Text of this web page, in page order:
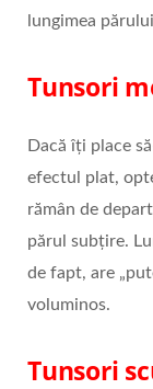
lungimea
Tunsori
Dacă îți place
efectul plat,
rămân de
părul subțire.
de fapt, are
voluminos.
Tunsori